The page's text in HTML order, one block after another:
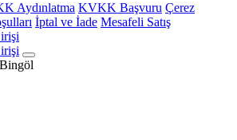
Aydınlatma KVKK Başvuru Çerez
İptal ve İade Mesafeli Satış
Bingöl